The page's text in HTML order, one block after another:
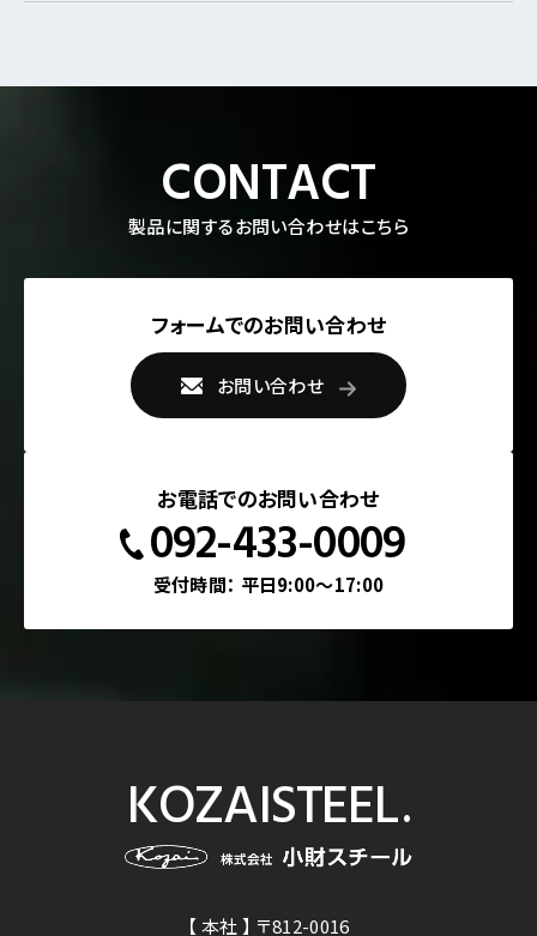
CONTACT
製品に関するお問い合わせはこちら
フォームでのお問い合わせ
お問い合わせ
お電話でのお問い合わせ
092-433-0009
受付時間： 平日9:00～17:00
KOZAISTEEL.
【 本社 】 〒812-0016